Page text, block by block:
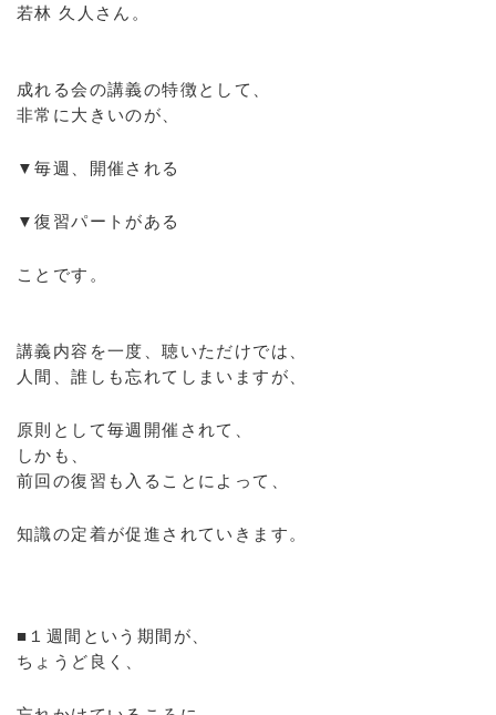
若林 久人さん。
成れる会の講義の特徴として、
非常に大きいのが、
▼毎週、開催される
▼復習パートがある
ことです。
講義内容を一度、聴いただけでは、
人間、誰しも忘れてしまいますが、
原則として毎週開催されて、
しかも、
前回の復習も入ることによって、
知識の定着が促進されていきます。
■１週間という期間が、
ちょうど良く、